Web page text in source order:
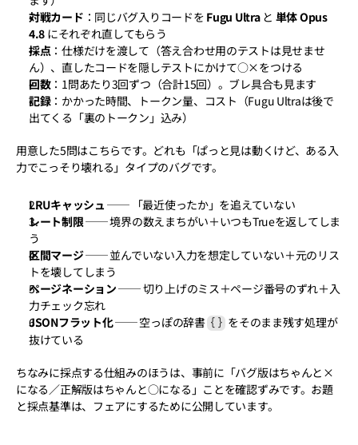
対戦カード ：同じバグ入りコードを Fugu Ultra と 単体 Opus
4.8 にそれぞれ直してもらう
採点 ：仕様だけを渡して（答え合わせ用のテストは見せませ
ん）、直したコードを隠しテストにかけて○×をつける
回数：1問あたり3回ずつ（合計15回）。ブレ具合も見ます
記録：かかった時間、トークン量、コスト（Fugu Ultraは後で
出てくる「裏のトークン」込み）
用意した5問はこちらです。どれも「ぱっと見は動くけど、ある入
力でこっそり壊れる」タイプのバグです。
LRUキャッシュ ── 「最近使ったか」を追えていない
レート制限 ── 境界の数えまちがい＋いつもTrueを返してしま
う
区間マージ ── 並んでいない入力を想定していない＋元のリス
トを壊してしまう
ページネーション ── 切り上げのミス＋ページ番号のずれ＋入
力チェック忘れ
JSONフラット化 ── 空っぽの辞書 {} をそのまま残す処理が
抜けている
ちなみに採点する仕組みのほうは、事前に「バグ版はちゃんと×
になる／正解版はちゃんと○になる」ことを確認ずみです。お題
と採点基準は、フェアにするために公開しています。